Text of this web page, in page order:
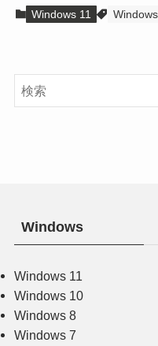
Windows 11
Windows
Windows 11
Windows 10
Windows 8
Windows 7